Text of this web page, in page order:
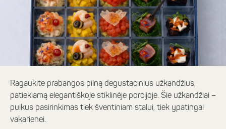
Ragaukite prabangos pilną degustacinius užkandžius,
patiekiamą elegantiškoje stiklinėje porcijoje. Šie užkandžiai –
puikus pasirinkimas tiek šventiniam stalui, tiek ypatingai
vakarienei.